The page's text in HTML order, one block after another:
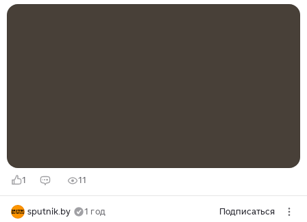
бабушкиных деревень, лица проходящих мимо людей
1 11
sputnik.by 1 год Подписаться